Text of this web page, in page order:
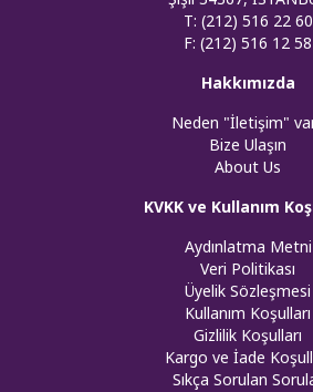
T: (212) 516 22 60
F: (212) 516 12 58
Hakkımızda
Neden "İletişim"
Bize Ulaşın
About Us
KVKK ve Kullanım
Aydınlatma Metni
Veri Politikası
Üyelik Sözleşmesi
Kullanım Koşulları
Gizlilik Koşulları
Kargo ve İade
Sıkça Sorulan